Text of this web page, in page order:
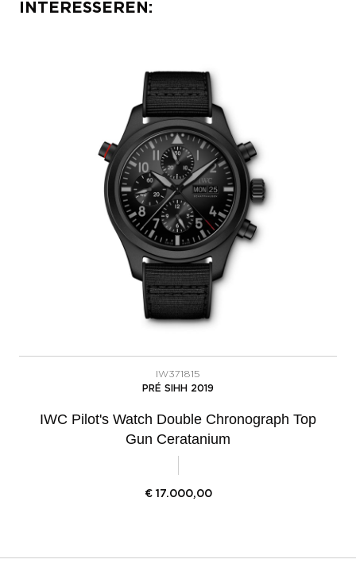
INTERESSEREN:
IW371815
PRÉ SIHH 2019
IWC Pilot's Watch Double Chronograph Top
Gun Ceratanium
€ 17.000,00